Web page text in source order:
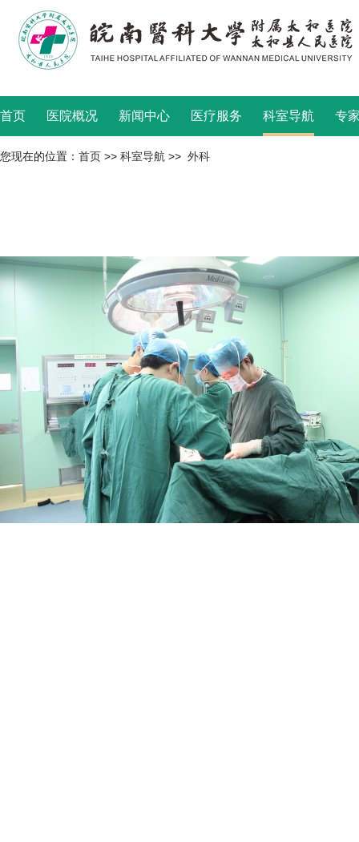
首页 医院概况 新闻中心 医疗服务 科室导航 专
您现在的位置： 首页 >> 科室导航 >> 外科